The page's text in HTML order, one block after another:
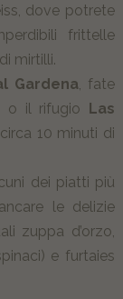
dove potrete
frittelle
mirtilli.
Gardena, fate
o il rifugio Las
10 minuti di
dei piatti più
le delizie
zuppa d’orzo,
e furtaies